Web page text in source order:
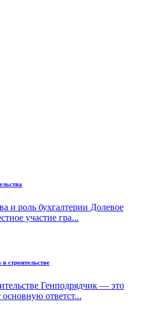
и роль бухгалтерии Долевое
участие гра...
строительстве
Генподрядчик — это
основную ответст...